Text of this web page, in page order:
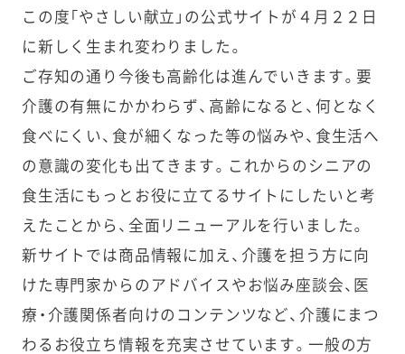
この度「やさしい献立」の公式サイトが４月２２日
に新しく生まれ変わりました。
ご存知の通り今後も高齢化は進んでいきます。要
介護の有無にかかわらず、高齢になると、何となく
食べにくい、食が細くなった等の悩みや、食生活へ
の意識の変化も出てきます。これからのシニアの
食生活にもっとお役に立てるサイトにしたいと考
えたことから、全面リニューアルを行いました。
新サイトでは商品情報に加え、介護を担う方に向
けた専門家からのアドバイスやお悩み座談会、医
療・介護関係者向けのコンテンツなど、介護にまつ
わるお役立ち情報を充実させています。一般の方